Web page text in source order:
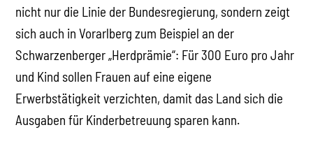
nicht nur die Linie der Bundesregierung, sondern zeigt
sich auch in Vorarlberg zum Beispiel an der
Schwarzenberger „Herdprämie“: Für 300 Euro pro Jahr
und Kind sollen Frauen auf eine eigene
Erwerbstätigkeit verzichten, damit das Land sich die
Ausgaben für Kinderbetreuung sparen kann.